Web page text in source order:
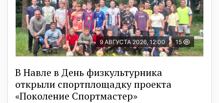
9 АВГУСТА 2026, 12:00 15
В Навле в День физкультурника
открыли спортплощадку проекта
«Поколение Спортмастер»